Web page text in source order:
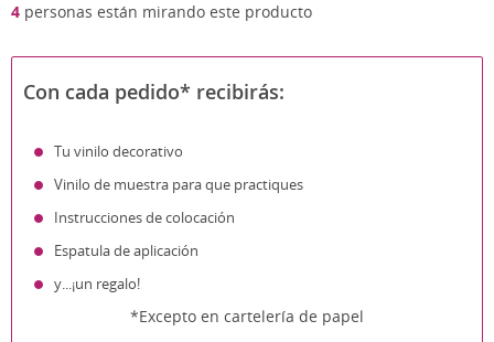
4 personas están mirando este producto
Con cada pedido* recibirás:
Tu vinilo decorativo
Vinilo de muestra para que practiques
Instrucciones de colocación
Espatula de aplicación
y...¡un regalo!
*Excepto en cartelería de papel